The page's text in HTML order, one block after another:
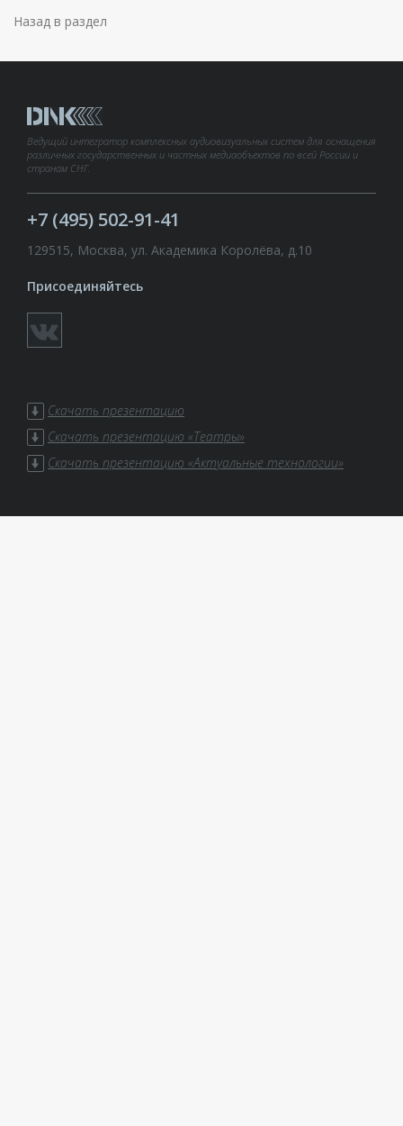
Назад в раздел
Ведущий интегратор комплексных аудиовизуальных систем для оснащения
различных государственных и частных медиаобъектов по всей России и
странам СНГ.
+7 (495) 502-91-41
129515, Москва, ул. Академика Королёва, д.10
Присоединяйтесь
Скачать презентацию
Скачать презентацию «Театры»
Скачать презентацию «Актуальные технологии»